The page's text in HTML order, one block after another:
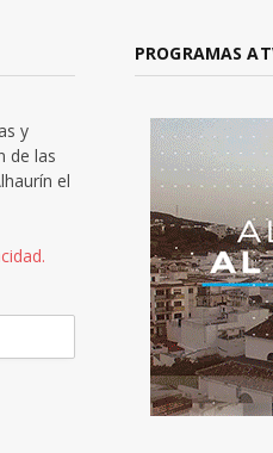
y
de las
el
PROGRAMAS